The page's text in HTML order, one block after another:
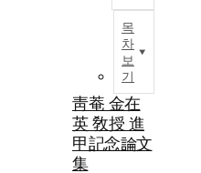
목
차
보
기
靑菴 金在
英 敎授 進
甲記念論文
集